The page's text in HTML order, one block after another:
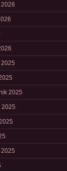
2025
2025